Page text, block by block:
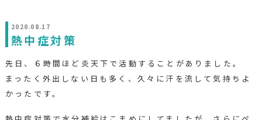
2020.08.17
熱中症対策
先日、６時間ほど炎天下で活動することがありました。
まったく外出しない日も多く、久々に汗を流して気持ちよ
かったです。